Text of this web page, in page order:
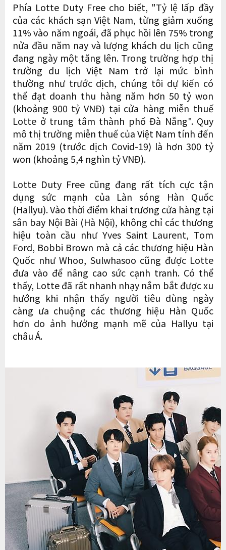
Phía Lotte Duty Free cho biết, "Tỷ lệ lấp đầy
của các khách sạn Việt Nam, từng giảm xuống
11% vào năm ngoái, đã phục hồi lên 75% trong
nửa đầu năm nay và lượng khách du lịch cũng
đang ngày một tăng lên. Trong trường hợp thị
trường du lịch Việt Nam trở lại mức bình
thường như trước dịch, chúng tôi dự kiến có
thể đạt doanh thu hàng năm hơn 50 tỷ won
(khoảng 900 tỷ VNĐ) tại cửa hàng miễn thuế
Lotte ở trung tâm thành phố Đà Nẵng". Quy
mô thị trường miễn thuế của Việt Nam tính đến
năm 2019 (trước dịch Covid-19) là hơn 300 tỷ
won (khoảng 5,4 nghìn tỷ VNĐ).
Lotte Duty Free cũng đang rất tích cực tận
dụng sức mạnh của Làn sóng Hàn Quốc
(Hallyu). Vào thời điểm khai trương cửa hàng tại
sân bay Nội Bài (Hà Nội), không chỉ các thương
hiệu toàn cầu như Yves Saint Laurent, Tom
Ford, Bobbi Brown mà cả các thương hiệu Hàn
Quốc như Whoo, Sulwhasoo cũng được Lotte
đưa vào để nâng cao sức cạnh tranh. Có thể
thấy, Lotte đã rất nhanh nhạy nắm bắt được xu
hướng khi nhận thấy người tiêu dùng ngày
càng ưa chuộng các thương hiệu Hàn Quốc
hơn do ảnh hưởng mạnh mẽ của Hallyu tại
châu Á.